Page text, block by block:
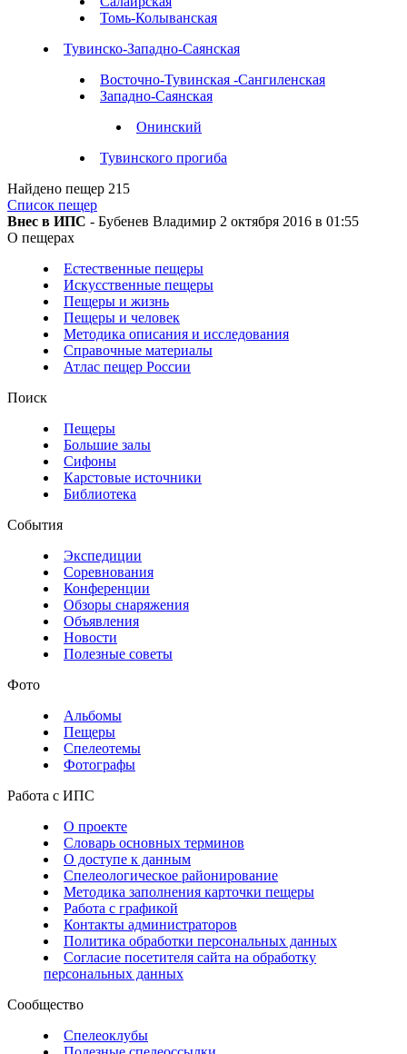
Томь-Колыванская
Тувинско-Западно-Саянская
Восточно-Тувинская -Сангиленская
Западно-Саянская
Онинский
Тувинского прогиба
Найдено пещер 215
Список пещер
Внес в ИПС - Бубенев Владимир 2 октября 2016 в 01:55
О пещерах
Естественные пещеры
Искусственные пещеры
Пещеры и жизнь
Пещеры и человек
Методика описания и исследования
Справочные материалы
Атлас пещер России
Поиск
Пещеры
Большие залы
Сифоны
Карстовые источники
Библиотека
События
Экспедиции
Соревнования
Конференции
Обзоры снаряжения
Объявления
Новости
Полезные советы
Фото
Альбомы
Пещеры
Спелеотемы
Фотографы
Работа с ИПС
О проекте
Словарь основных терминов
О доступе к данным
Спелеологическое районирование
Методика заполнения карточки пещеры
Работа с графикой
Контакты администраторов
Политика обработки персональных данных
Согласие посетителя сайта на обработку
персональных данных
Сообщество
Спелеоклубы